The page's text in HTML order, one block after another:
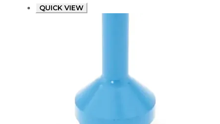
QUICK VIEW